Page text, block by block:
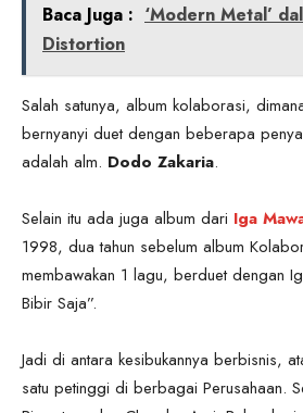
Baca Juga : ‘Modern Metal’
Distortion
Salah satunya, album kolaborasi,
bernyanyi duet dengan beberapa
adalah alm. Dodo Zakaria.
Selain itu ada juga album dari Iga
1998, dua tahun sebelum album
membawakan 1 lagu, berduet dengan
Bibir Saja”.
Jadi di antara kesibukannya berbisnis,
satu petinggi di berbagai Perusahaan.